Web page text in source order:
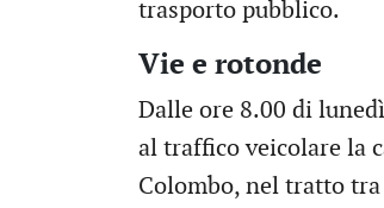
trasporto pubblico.
Vie e rotonde
Dalle ore 8.00 di
al traffico veicolare la
Colombo, nel tratto